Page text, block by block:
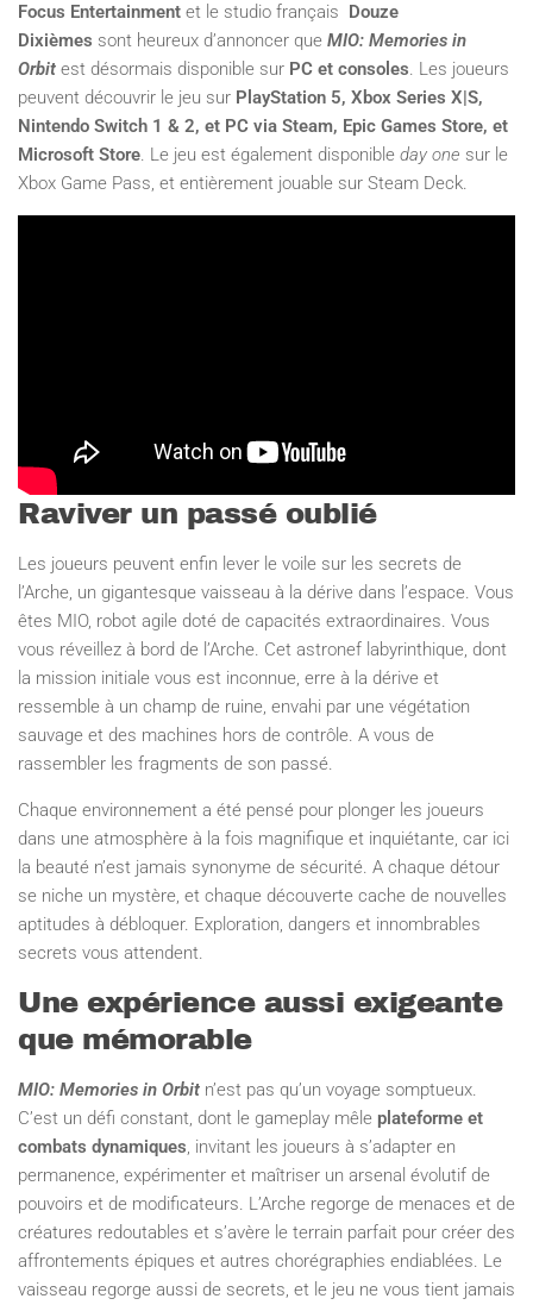
Focus Entertainment et le studio français
Douze
Dixièmes sont heureux d’annoncer que MIO: Memories in
Orbit est désormais disponible sur PC et consoles. Les joueurs
peuvent découvrir le jeu sur PlayStation 5, Xbox Series X|S,
Nintendo Switch 1 & 2, et PC via Steam, Epic Games Store, et
Microsoft Store. Le jeu est également disponible day one sur le
Xbox Game Pass, et entièrement jouable sur Steam Deck.
Raviver un passé oublié
Les joueurs peuvent enfin lever le voile sur les secrets de
l’Arche, un gigantesque vaisseau à la dérive dans l’espace. Vous
êtes MIO, robot agile doté de capacités extraordinaires. Vous
vous réveillez à bord de l’Arche. Cet astronef labyrinthique, dont
la mission initiale vous est inconnue, erre à la dérive et
ressemble à un champ de ruine, envahi par une végétation
sauvage et des machines hors de contrôle. A vous de
rassembler les fragments de son passé.
Chaque environnement a été pensé pour plonger les joueurs
dans une atmosphère à la fois magnifique et inquiétante, car ici
la beauté n’est jamais synonyme de sécurité. A chaque détour
se niche un mystère, et chaque découverte cache de nouvelles
aptitudes à débloquer. Exploration, dangers et innombrables
secrets vous attendent.
Une expérience aussi exigeante
que mémorable
MIO: Memories in Orbit n’est pas qu’un voyage somptueux.
C’est un défi constant, dont le gameplay mêle plateforme et
combats dynamiques , invitant les joueurs à s’adapter en
permanence, expérimenter et maîtriser un arsenal évolutif de
pouvoirs et de modificateurs. L’Arche regorge de menaces et de
créatures redoutables et s’avère le terrain parfait pour créer des
affrontements épiques et autres chorégraphies endiablées. Le
vaisseau regorge aussi de secrets, et le jeu ne vous tient jamais